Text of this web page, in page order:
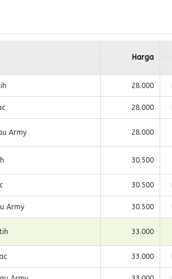
Harga
28.000
28.000
Army 28.000
30.500
30.500
Army 30.500
33.000
33.000